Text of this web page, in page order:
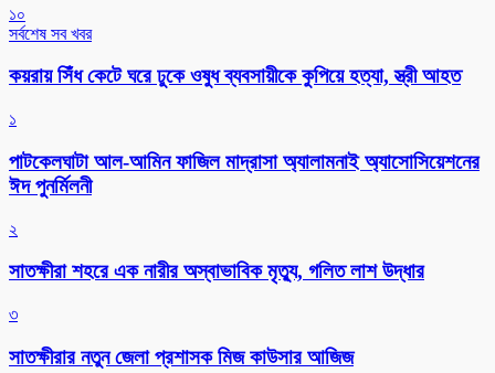
১০
সর্বশেষ সব খবর
কয়রায় সিঁধ কেটে ঘরে ঢুকে ওষুধ ব্যবসায়ীকে কুপিয়ে হত্যা, স্ত্রী আহত
১
পাটকেলঘাটা আল-আমিন ফাজিল মাদ্রাসা অ্যালামনাই অ্যাসোসিয়েশনের
ঈদ পুনর্মিলনী
২
সাতক্ষীরা শহরে এক নারীর অস্বাভাবিক মৃত্যু, গলিত লাশ উদ্ধার
৩
সাতক্ষীরার নতুন জেলা প্রশাসক মিজ কাউসার আজিজ